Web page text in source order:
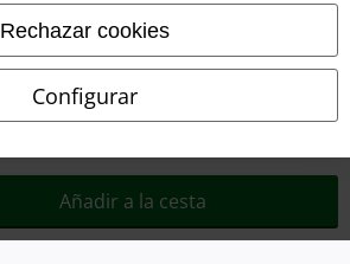
Rechazar cookies
Configurar
Añadir a la cesta